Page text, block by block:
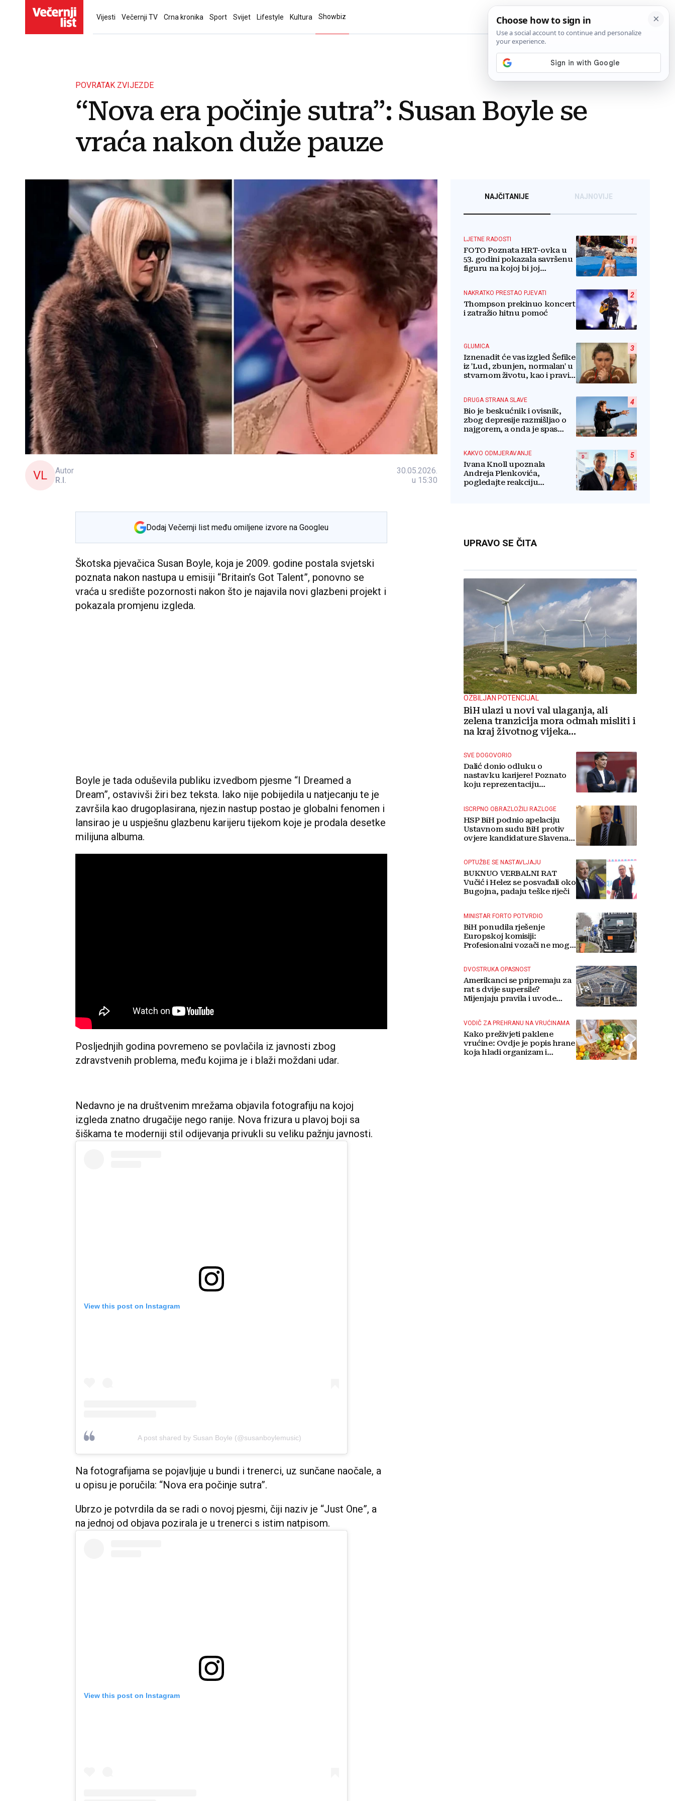
Vijesti Večernji TV Crna kronika Sport Svijet Lifestyle Kultura Showbiz
POVRATAK ZVIJEZDE
“Nova era počinje sutra”: Susan Boyle se
vraća nakon duže pauze
VL
Autor
R.I.
30.05.2026.
u 15:30
Dodaj Večernji list među omiljene izvore na Googleu
Škotska pjevačica Susan Boyle, koja je 2009. godine postala svjetski
poznata nakon nastupa u emisiji “Britain’s Got Talent”, ponovno se
vraća u središte pozornosti nakon što je najavila novi glazbeni projekt i
pokazala promjenu izgleda.
Boyle je tada oduševila publiku izvedbom pjesme “I Dreamed a
Dream”, ostavivši žiri bez teksta. Iako nije pobijedila u natjecanju te je
završila kao drugoplasirana, njezin nastup postao je globalni fenomen i
lansirao je u uspješnu glazbenu karijeru tijekom koje je prodala desetke
milijuna albuma.
Posljednjih godina povremeno se povlačila iz javnosti zbog
zdravstvenih problema, među kojima je i blaži moždani udar.
Nedavno je na društvenim mrežama objavila fotografiju na kojoj
izgleda znatno drugačije nego ranije. Nova frizura u plavoj boji sa
šiškama te moderniji stil odijevanja privukli su veliku pažnju javnosti.
View this post on Instagram
A post shared by Susan Boyle (@susanboylemusic)
Na fotografijama se pojavljuje u bundi i trenerci, uz sunčane naočale, a
u opisu je poručila: “Nova era počinje sutra”.
Ubrzo je potvrdila da se radi o novoj pjesmi, čiji naziv je “Just One”, a
na jednoj od objava pozirala je u trenerci s istim natpisom.
View this post on Instagram
NAJČITANIJE NAJNOVIJE
1
LJETNE RADOSTI
FOTO Poznata HRT-ovka u
53. godini pokazala savršenu
figuru na kojoj bi joj
2
NAKRATKO PRESTAO PJEVATI
Thompson prekinuo koncert
i zatražio hitnu pomoć
3
GLUMICA
Iznenadit će vas izgled Šefike
iz 'Lud, zbunjen, normalan' u
stvarnom životu, kao i pravi
4
DRUGA STRANA SLAVE
Bio je beskućnik i ovisnik,
zbog depresije razmišljao o
najgorem, a onda je spas
5
KAKVO ODMJERAVANJE
Ivana Knoll upoznala
Andreja Plenkovića,
pogledajte reakciju
UPRAVO SE ČITA
OZBILJAN POTENCIJAL
BiH ulazi u novi val ulaganja, ali
zelena tranzicija mora odmah misliti i
na kraj životnog vijeka
SVE DOGOVORIO
Dalić donio odluku o
nastavku karijere! Poznato
koju reprezentaciju
ISCRPNO OBRAZLOŽILI RAZLOGE
HSP BiH podnio apelaciju
Ustavnom sudu BiH protiv
ovjere kandidature Slavena
OPTUŽBE SE NASTAVLJAJU
BUKNUO VERBALNI RAT
Vučić i Helez se posvađali oko
Bugojna, padaju teške riječi
MINISTAR FORTO POTVRDIO
BiH ponudila rješenje
Europskoj komisiji:
Profesionalni vozači ne mogu
DVOSTRUKA OPASNOST
Amerikanci se pripremaju za
rat s dvije supersile?
Mijenjaju pravila i uvode
VODIČ ZA PREHRANU NA VRUĆINAMA
Kako preživjeti paklene
vrućine: Ovdje je popis hrane
koja hladi organizam i